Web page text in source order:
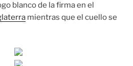
blanco de la firma en el
mientras que el cuello se